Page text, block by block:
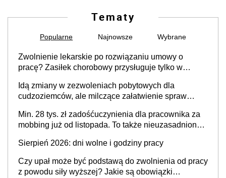
Tematy
Popularne Najnowsze Wybrane
Zwolnienie lekarskie po rozwiązaniu umowy o
pracę? Zasiłek chorobowy przysługuje tylko w
stosunku pracy
Idą zmiany w zezwoleniach pobytowych dla
cudzoziemców, ale milczące załatwienie spraw
Min. 28 tys. zł zadośćuczynienia dla pracownika za
mobbing już od listopada. To także nieuzasadniona
Sierpień 2026: dni wolne i godziny pracy
Czy upał może być podstawą do zwolnienia od pracy
z powodu siły wyższej? Jakie są obowiązki